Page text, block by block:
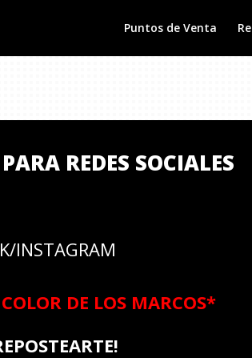
Puntos de Venta
REDES SOCIALES
INSTAGRAM
DE LOS MARCOS*